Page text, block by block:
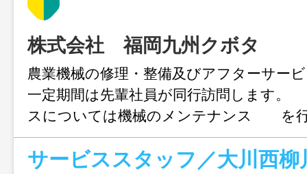
株式会社 福岡九州クボタ
農業機械の修理・整備及びアフターサー
一定期間は先輩社員が同行訪問します。
スについては機械のメンテナンス を
す。 （必要な技術については社内で指
す） 変更範囲：会社の定める業務
サービススタッフ／大川西柳